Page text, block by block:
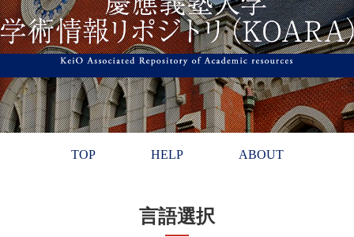
TOP HELP ABOUT
言語選択